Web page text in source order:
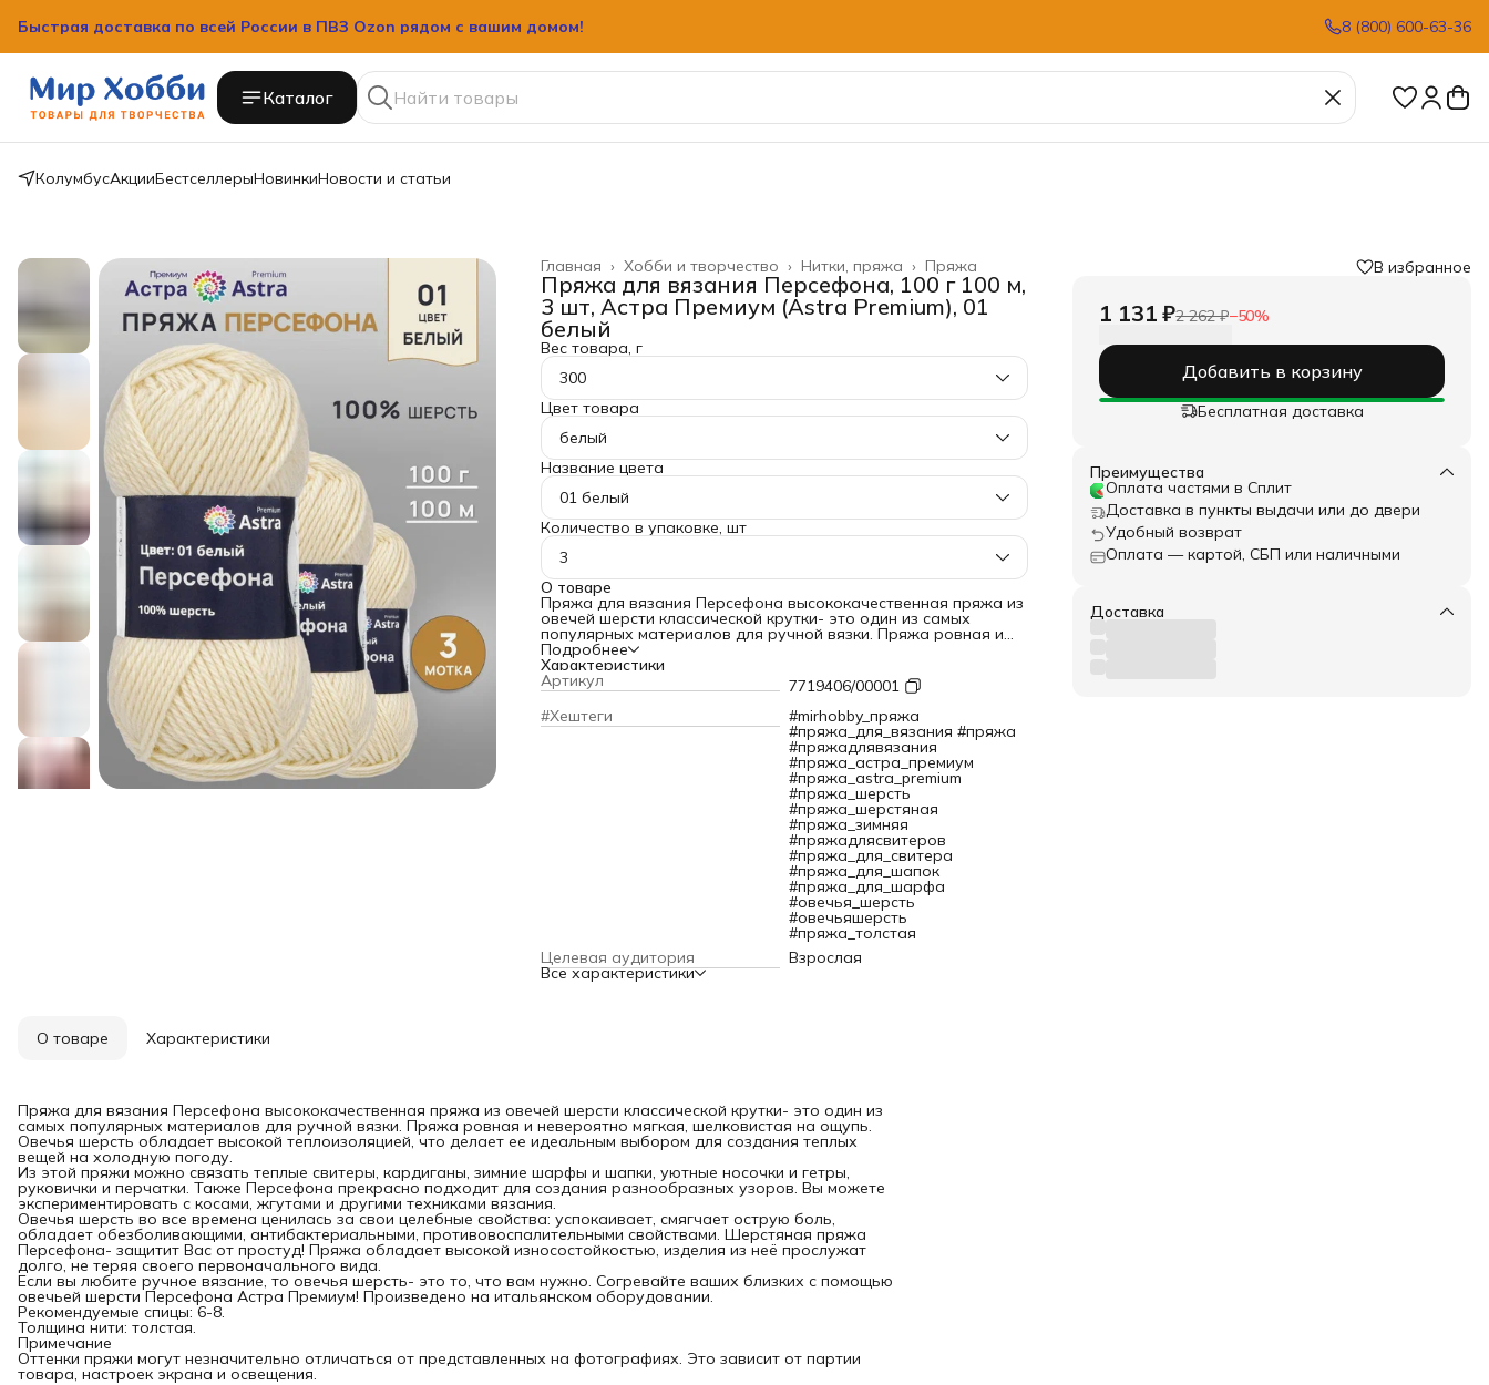
Быстрая доставка по всей России в ПВЗ Ozon рядом с вашим домом! 8 (800) 600-63-36
Каталог
КолумбусАкцииБестселлерыНовинкиНовости и статьи
Пряжа
Нитки, пряжа ›
Хобби и творчество ›
Главная ›
Пряжа для вязания Персефона, 100 г 100 м,
3 шт, Астра Премиум (Astra Premium), 01
белый
Вес товара, г
300
Цвет товара
белый
Название цвета
01 белый
Количество в упаковке, шт
3
О товаре
Пряжа для вязания Персефона высококачественная пряжа из
овечей шерсти классической крутки- это один из самых
популярных материалов для ручной вязки. Пряжа ровная и
невероятно мягкая, шелковистая на ощупь. Овечья шерсть
обладает высокой теплоизоляцией, что делает ее идеальным
выбором для создания теплых вещей на холодную погоду.
Из этой пряжи можно связать теплые свитеры, кардиганы,
зимние шарфы и шапки, уютные носочки и гетры, руковички и
перчатки. Также Персефона прекрасно подходит для
создания разнообразных узоров. Вы можете
экспериментировать с косами, жгутами и другими техниками
Овечья шерсть во все времена ценилась за свои целебные
свойства: успокаивает, смягчает острую боль, обладает
обезболивающими, антибактериальными,
противовоспалительными свойствами. Шерстяная пряжа
Персефона- защитит Вас от простуд! Пряжа обладает
высокой износостойкостью, изделия из неё прослужат долго,
не теряя своего первоначального вида.
Если вы любите ручное вязание, то овечья шерсть- это то, что
вам нужно. Согревайте ваших близких с помощью овечьей
шерсти Персефона Астра Премиум! Произведено на
Рекомендуемые спицы: 6-8.
Толщина нити: толстая.
Подробнее
Характеристики
Артикул
7719406/00001
#Хештеги
#mirhobby_пряжа
#пряжа_для_вязания #пряжа
#пряжадлявязания
#пряжа_астра_премиум
#пряжа_astra_premium
#пряжа_шерсть
#пряжа_шерстяная
#пряжа_зимняя
#пряжадлясвитеров
#пряжа_для_свитера
#пряжа_для_шапок
#пряжа_для_шарфа
#овечья_шерсть
#овечьяшерсть
#пряжа_толстая
Целевая аудитория
Взрослая
Все характеристики
В избранное
1 131 ₽2 262 ₽−50%
Добавить в корзину
Бесплатная доставка
Преимущества
Оплата частями в Сплит
Доставка в пункты выдачи или до двери
Удобный возврат
Оплата — картой, СБП или наличными
Доставка
О товаре Характеристики
Пряжа для вязания Персефона высококачественная пряжа из овечей шерсти классической крутки- это один из
самых популярных материалов для ручной вязки. Пряжа ровная и невероятно мягкая, шелковистая на ощупь.
Овечья шерсть обладает высокой теплоизоляцией, что делает ее идеальным выбором для создания теплых
вещей на холодную погоду.
Из этой пряжи можно связать теплые свитеры, кардиганы, зимние шарфы и шапки, уютные носочки и гетры,
руковички и перчатки. Также Персефона прекрасно подходит для создания разнообразных узоров. Вы можете
экспериментировать с косами, жгутами и другими техниками вязания.
Овечья шерсть во все времена ценилась за свои целебные свойства: успокаивает, смягчает острую боль,
обладает обезболивающими, антибактериальными, противовоспалительными свойствами. Шерстяная пряжа
Персефона- защитит Вас от простуд! Пряжа обладает высокой износостойкостью, изделия из неё прослужат
долго, не теряя своего первоначального вида.
Если вы любите ручное вязание, то овечья шерсть- это то, что вам нужно. Согревайте ваших близких с помощью
овечьей шерсти Персефона Астра Премиум! Произведено на итальянском оборудовании.
Рекомендуемые спицы: 6-8.
Толщина нити: толстая.
Примечание
Оттенки пряжи могут незначительно отличаться от представленных на фотографиях. Это зависит от партии
товара, настроек экрана и освещения.